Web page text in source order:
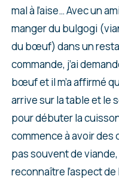
mal à l’aise… Avec un
manger du bulgogi
du bœuf) dans un
commande, j’ai
bœuf et il m’a affirmé
arrive sur la table et le
pour débuter la
commence à avoir des
pas souvent de viande,
reconnaître l’aspect